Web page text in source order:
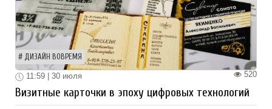
ДИЗАЙН ВОВРЕМЯ
520
11:59 | 30 июля
Визитные карточки в эпоху цифровых технологий